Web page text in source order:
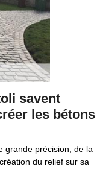
savent
les bétons
grande précision, de la
du relief sur sa